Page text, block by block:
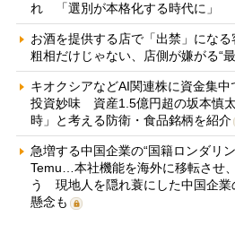
れ 「選別が本格化する時代に」
お酒を提供する店で「出禁」にな
粗相だけじゃない、店側が嫌がる“
キオクシアなどAI関連株に資金集中
投資妙味 資産1.5億円超の坂本慎
時」と考える防衛・食品銘柄を紹介
急増する中国企業の“国籍ロンダリ
Temu…本社機能を海外に移転させ
う 現地人を隠れ蓑にした中国企業
懸念も